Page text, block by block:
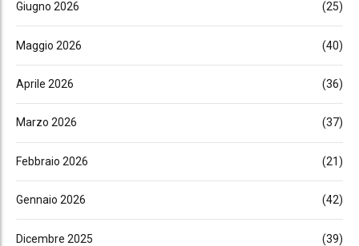
Giugno 2026 (25)
Maggio 2026 (40)
Aprile 2026 (36)
Marzo 2026 (37)
Febbraio 2026 (21)
Gennaio 2026 (42)
Dicembre 2025 (39)